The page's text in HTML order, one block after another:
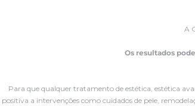
A
Os resultados
Para que qualquer tratamento de estética, estética
positiva a intervenções como cuidados de pele,